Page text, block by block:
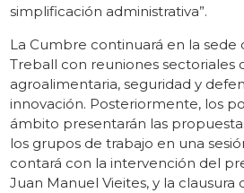
simplificación administrativa”.
La Cumbre continuará en la sede
Treball con reuniones sectoriales
agroalimentaria, seguridad y
innovación. Posteriormente, los
ámbito presentarán las
los grupos de trabajo en una
contará con la intervención del
Juan Manuel Vieites, y la